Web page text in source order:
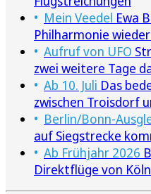
Mein Veedel Ewa
Philharmonie
Aufruf von UFO
zwei weitere Tage
Ab 10. Juli Das
zwischen Troisdorf
Berlin/Bonn-
auf Siegstrecke
Ab Frühjahr 2026
Direktflüge von